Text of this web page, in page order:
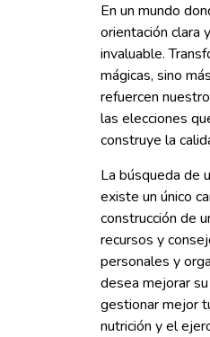
En un mundo
orientación clara
invaluable.
mágicas, sino
refuercen
las elecciones
construye la
La búsqueda de
existe un único
construcción de
recursos y
personales y
desea mejorar
gestionar mejor
nutrición y el